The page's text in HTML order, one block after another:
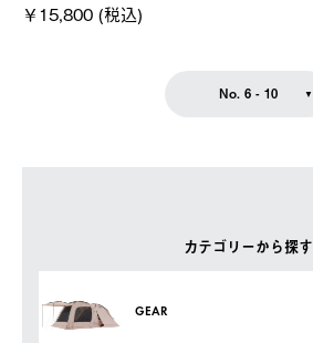
カテゴリーから探す
GEAR
￥15,800 (税込)
No. 6 - 10